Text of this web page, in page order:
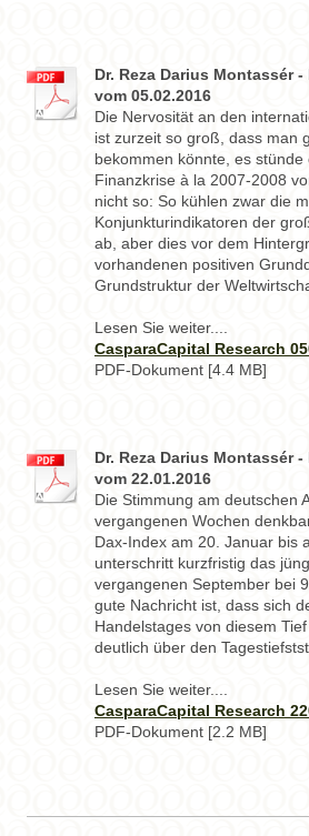
Dr. Reza Darius Montassér
vom 05.02.2016
Die Nervosität an den
ist zurzeit so groß, dass man
bekommen könnte, es stünde
Finanzkrise à la 2007-2008
nicht so: So kühlen zwar die
Konjunkturindikatoren der
ab, aber dies vor dem
vorhandenen positiven
Grundstruktur der
Lesen Sie weiter....
CasparaCapital Research
PDF-Dokument [4.4 MB]
Dr. Reza Darius Montassér
vom 22.01.2016
Die Stimmung am deutschen
vergangenen Wochen
Dax-Index am 20. Januar bis
unterschritt kurzfristig das
vergangenen September bei
gute Nachricht ist, dass sich
Handelstages von diesem
deutlich über den
Lesen Sie weiter....
CasparaCapital Research
PDF-Dokument [2.2 MB]